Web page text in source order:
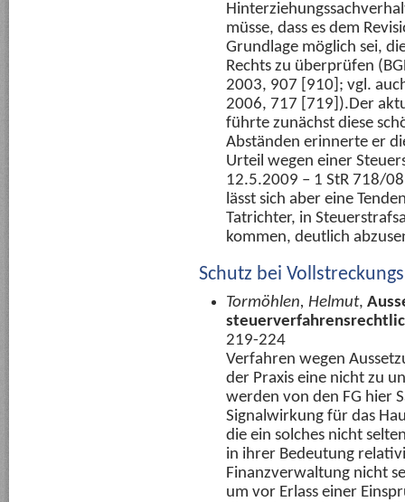
müsse, dass es dem
Grundlage möglich sei,
Rechts zu überprüfen
2003, 907 [910]; vgl.
2006, 717 [719]).Der
führte zunächst diese
Abständen erinnerte er
Urteil wegen einer
12.5.2009 – 1 StR 718/
lässt sich aber eine
Tatrichter, in
kommen, deutlich
Schutz bei
Tormöhlen, Helmut,
219-224
Verfahren wegen
der Praxis eine nicht zu
werden von den FG hier
Signalwirkung für das
die ein solches nicht
in ihrer Bedeutung
Finanzverwaltung nicht
um vor Erlass einer